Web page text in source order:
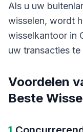
Als u uw
wisselen, wordt
wisselkantoor in
uw transacties te
Voordelen
Beste